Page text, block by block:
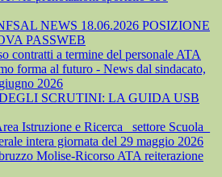
NEWS 18.06.2026 POSIZIONE
PASSWEB
contratti a termine del personale ATA
forma al futuro - News dal sindacato,
2026
SCRUTINI: LA GUIDA USB
Istruzione e Ricerca_ settore Scuola_
intera giornata del 29 maggio 2026
Molise-Ricorso ATA reiterazione